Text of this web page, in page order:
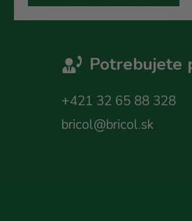
Potrebujete
+421 32 65 88 328
bricol@bricol.sk